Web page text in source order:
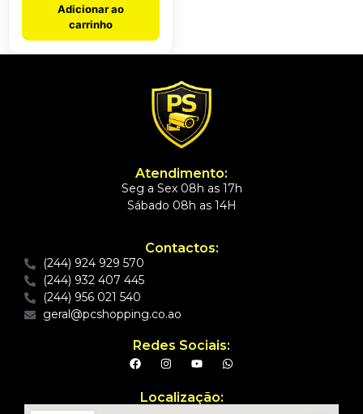
Adicionar ao
carrinho
Atendimento:
Seg a Sex 08h as 17h
Sábado 08h as 14H
Contactos:
(244) 924 929 570
(244) 932 407 445
(244) 956 021 540
geral@pcshopping.co.ao
Redes Sociais:
Localização: